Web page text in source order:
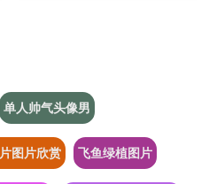
单人帅气头像男
图片欣赏 飞鱼绿植图片